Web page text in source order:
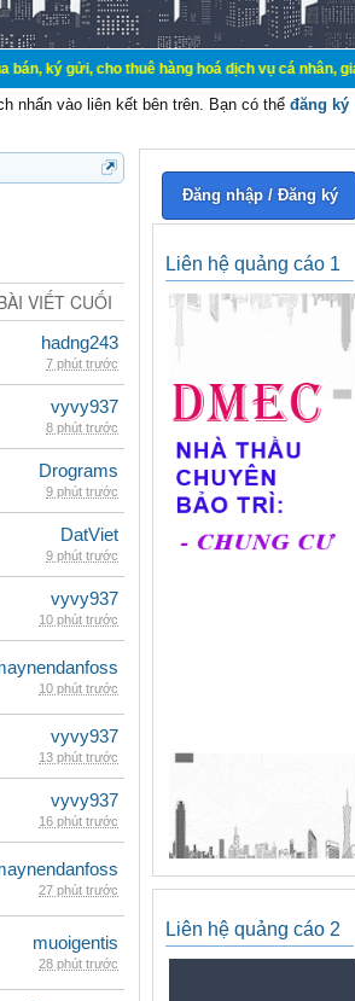
thuê hàng hoá dịch vụ cá nhân, gia đình.
nhấn vào liên kết bên trên. Bạn có thể đăng ký
VIẾT CUỐI
hadng243
7 phút trước
vyvy937
8 phút trước
Drograms
9 phút trước
DatViet
9 phút trước
vyvy937
10 phút trước
10 phút trước
vyvy937
13 phút trước
vyvy937
16 phút trước
27 phút trước
muoigentis
28 phút trước
Đăng nhập / Đăng ký
Liên hệ quảng cáo 1
Liên hệ quảng cáo 2